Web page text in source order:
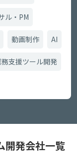
ル・PM
動画制作 AI
支援ツール開発
開発会社一覧